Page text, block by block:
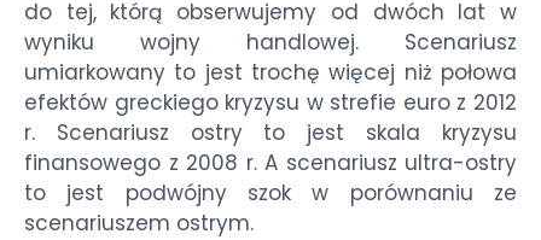
do tej, którą obserwujemy od dwóch lat w
wyniku wojny handlowej. Scenariusz
umiarkowany to jest trochę więcej niż połowa
efektów greckiego kryzysu w strefie euro z 2012
r. Scenariusz ostry to jest skala kryzysu
finansowego z 2008 r. A scenariusz ultra-ostry
to jest podwójny szok w porównaniu ze
scenariuszem ostrym.